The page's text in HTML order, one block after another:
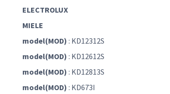
ELECTROLUX
MIELE
model(MOD) : KD12312S
model(MOD) : KD12612S
model(MOD) : KD12813S
model(MOD) : KD673I